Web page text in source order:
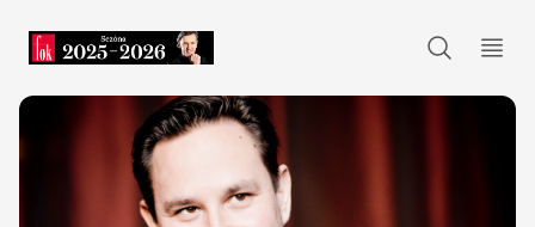
FOK